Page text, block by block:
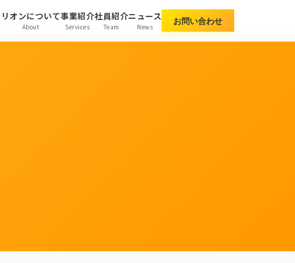
リオンについて
About
事業紹介
Services
社員紹介
Team
ニュース
News
お問い合わせ